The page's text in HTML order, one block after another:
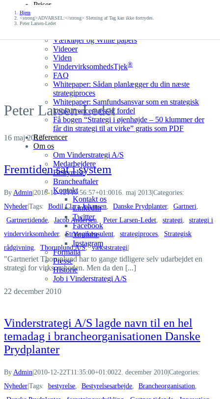
content
Priser
Gratis uforpligtende møde
Værktøjer og White papers
Videoer
Viden
VindervirksomhedsTjek®
FAQ
Whitepaper: Sådan planlægger du din næste
strategiproces
Whitepaper: Samfundsansvar som en strategisk
konkurrencemæssig fordel
Få bogen “Strategi i øjenhøjde – 50 klummer der
får din strategi til at virke” gratis som PDF
Referencer
Om os
Om Vinderstrategi A/S
Medarbejdere
Bestyrelse
Brancheaftaler
Kontakt
Kontakt os
LinkedIn
Twitter
Facebook
Youtube
Instagram
Formalia
Presse
Historie
Job i Vinderstrategi A/S
Peter Larsen-Ledet
Hjem
<strong>ADVARSEL:</strong> Sletning af Tag kan ikke fortrydes.
Peter Larsen-Ledet
16 maj 2013
Fremtiden sat i system
By Admin|2016-12-12T10:56:57+01:0016. maj 2013|Categories:
Nyheder|Tags: Bodil Clara Johansen Danske Prydplanter, Gartneri
Gartnertidende
Jacob Andersen Peter Larsen-Ledet strategi
strategi i
vindervirksomheder, Strategikonsulent strategiproces
Strategisk
rådgivning
Thoruplund A/S, vækststrategi|
"Gartneriet Thoruplund har to gange tidligere selv udarbejdet en
strategi for virksomheden. Men da den [...]
22 december 2010
Vinderstrategi A/S lagde navn til en hel
temadag i brancheorganisationen Danske
Prydplanter
By Admin 2010-12-22T11:35:00+01:0022. december 2010 Categories:
Nyheder Tags: bestyrelse, Bestyrelsesarbejde, Brancheorganisation,